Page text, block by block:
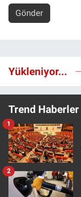
Gönder
Yükleniyor...
Trend Haberler
1
2